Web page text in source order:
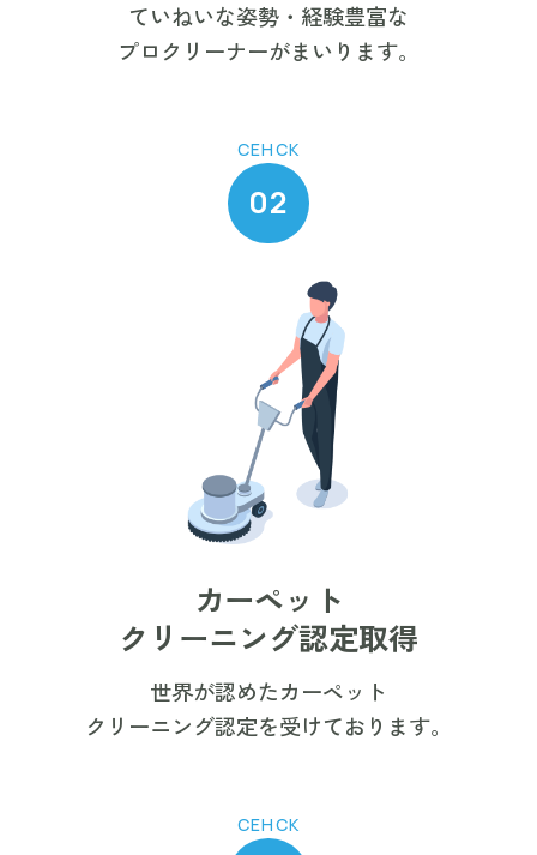
ていねいな姿勢・経験豊富な
プロクリーナーがまいります。
CEHCK
02
カーペット
クリーニング認定取得
世界が認めたカーペット
クリーニング認定を受けております。
CEHCK